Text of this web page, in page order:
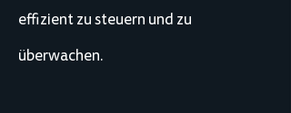
effizient zu steuern und zu
überwachen.